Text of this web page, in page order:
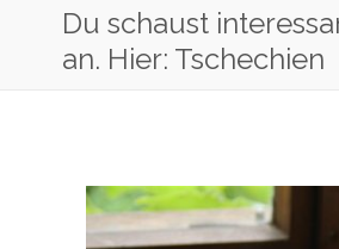
Du schaust
an. Hier: Tschechien